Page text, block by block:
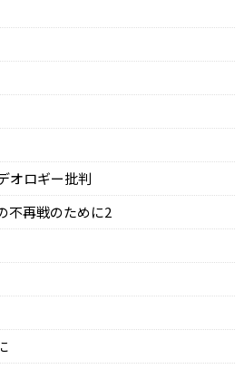
オロギー批判
再戦のために2